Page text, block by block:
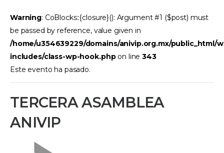
Warning: CoBlocks::{closure}(): Argument #1 ($post) must
be passed by reference, value given in
/home/u354639229/domains/anivip.org.mx/public_html/
includes/class-wp-hook.phpon line343
Este evento ha pasado.
TERCERA ASAMBLEA
ANIVIP